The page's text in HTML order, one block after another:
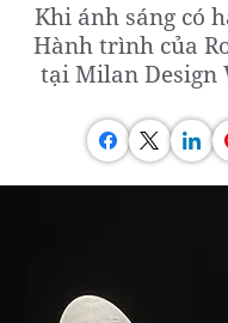
Khi ánh sáng có
Hành trình của
tại Milan Design